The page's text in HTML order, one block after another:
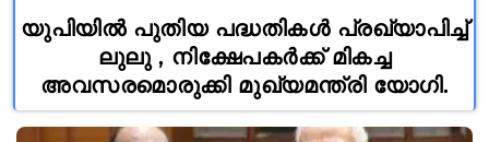
യുപിയിൽ പുതിയ പദ്ധതികൾ പ്രഖ്യാപിച്ച്
ലുലു , നിക്ഷേപകർക്ക് മികച്ച
അവസരമൊരുക്കി മുഖ്യമന്ത്രി യോഗി.